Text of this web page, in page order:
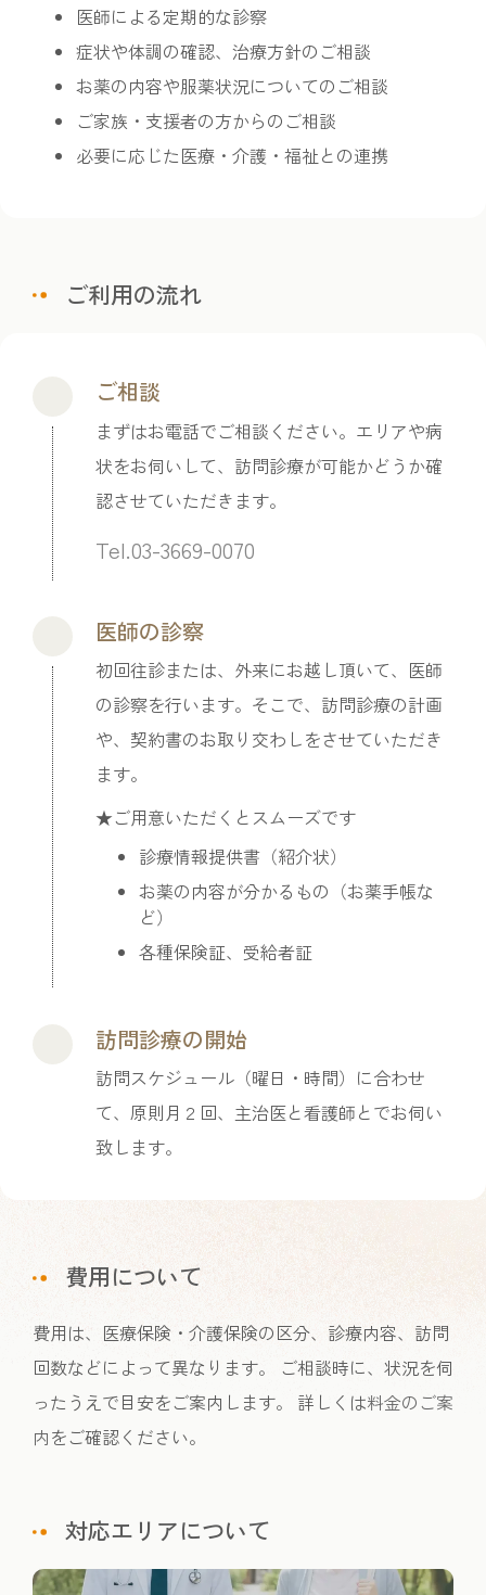
医師による定期的な診察
症状や体調の確認、治療方針のご相談
お薬の内容や服薬状況についてのご相談
ご家族・支援者の方からのご相談
必要に応じた医療・介護・福祉との連携
ご利用の流れ
ご相談
まずはお電話でご相談ください。エリアや病
状をお伺いして、訪問診療が可能かどうか確
認させていただきます。
Tel.03-3669-0070
医師の診察
初回往診または、外来にお越し頂いて、医師
の診察を行います。そこで、訪問診療の計画
や、契約書のお取り交わしをさせていただき
ます。
★ご用意いただくとスムーズです
診療情報提供書（紹介状）
お薬の内容が分かるもの（お薬手帳な
ど）
各種保険証、受給者証
訪問診療の開始
訪問スケジュール（曜日・時間）に合わせ
て、原則月２回、主治医と看護師とでお伺い
致します。
費用について
費用は、医療保険・介護保険の区分、診療内容、訪問
回数などによって異なります。 ご相談時に、状況を伺
ったうえで目安をご案内します。 詳しくは料金のご案
内をご確認ください。
対応エリアについて